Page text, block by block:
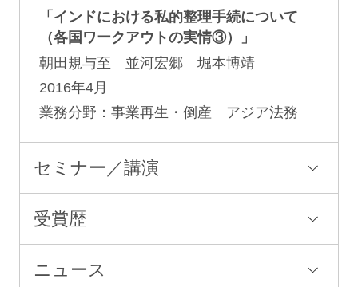
「インドにおける私的整理手続について
（各国ワークアウトの実情③）」
朝田規与至 並河宏郷 堀本博靖
2016年4月
業務分野：事業再生・倒産 アジア法務
セミナー／講演
受賞歴
ニュース